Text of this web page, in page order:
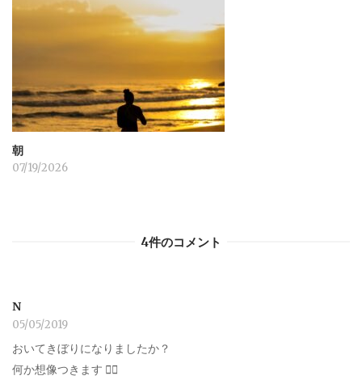
朝
07/19/2026
4件のコメント
N
05/05/2019
おいてきぼりになりましたか？
何か想像つきます 笑⃝